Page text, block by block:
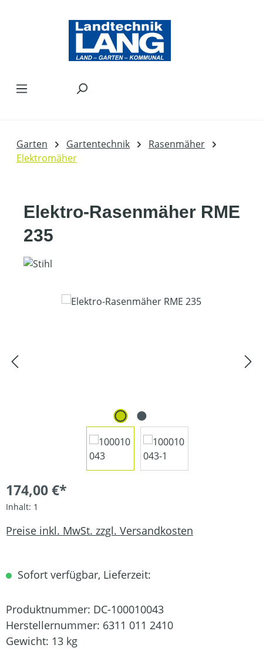
Garten Gartentechnik
Rasenmäher
Elektromäher
Elektro-Rasenmäher RME
235
Bildergalerie überspringen
174,00 €*
Inhalt: 1
Preise inkl. MwSt. zzgl. Versandkosten
Sofort verfügbar, Lieferzeit:
Produktnummer: DC-100010043
Herstellernummer: 6311 011 2410
Gewicht: 13 kg